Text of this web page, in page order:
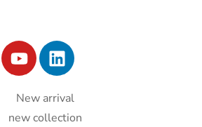
New arrival
new collection